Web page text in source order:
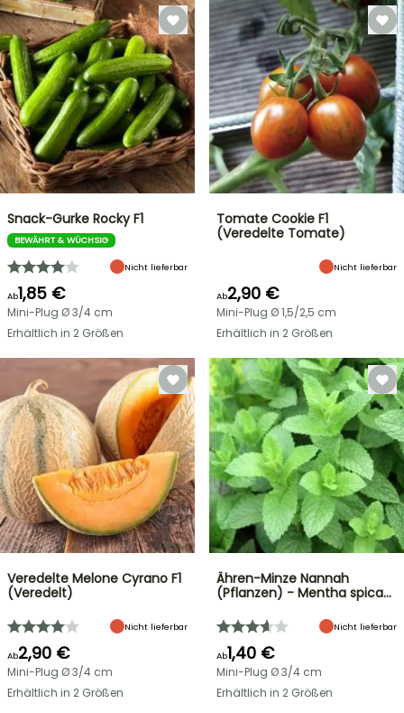
Snack-Gurke Rocky F1
BEWÄHRT & WÜCHSIG
Nicht lieferbar
Ab1,85 €
Mini-Plug Ø 3/4 cm
Erhältlich in 2 Größen
Tomate Cookie F1
(Veredelte Tomate)
Nicht lieferbar
Ab2,90 €
Mini-Plug Ø 1,5/2,5 cm
Erhältlich in 2 Größen
Veredelte Melone Cyrano F1
(Veredelt)
Nicht lieferbar
Ab2,90 €
Mini-Plug Ø 3/4 cm
Erhältlich in 2 Größen
Ähren-Minze Nannah
(Pflanzen) - Mentha spica…
Nicht lieferbar
Ab1,40 €
Mini-Plug Ø 3/4 cm
Erhältlich in 2 Größen